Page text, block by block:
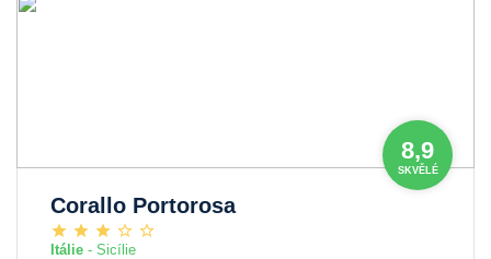
8,9
SKVĚLÉ
Corallo Portorosa
Itálie - Sicílie